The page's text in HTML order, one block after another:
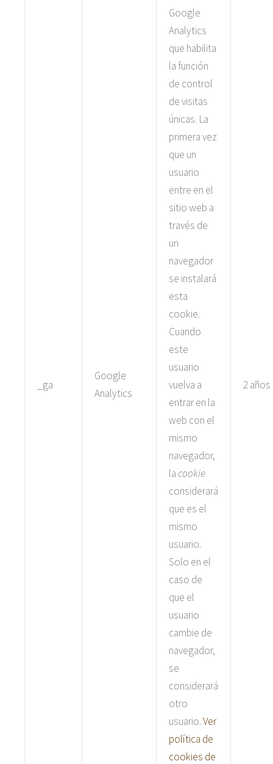
_ga
Google
Analytics
Google
Analytics
que habilita
la función
de control
de visitas
únicas. La
primera vez
que un
usuario
entre en el
sitio web a
través de
un
navegador
se instalará
esta
cookie.
Cuando
este
usuario
vuelva a
entrar en la
web con el
mismo
navegador,
lacookie
considerará
que es el
mismo
usuario.
Solo en el
caso de
que el
usuario
cambie de
navegador,
se
considerará
otro
usuario.Ver
política de
cookies de
2 años